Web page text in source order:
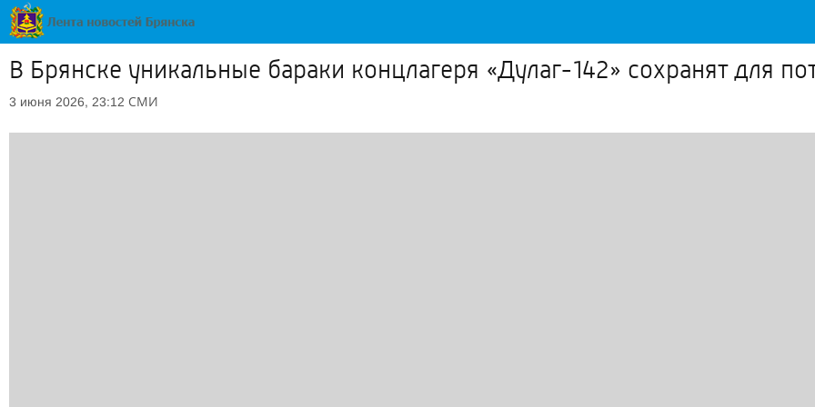
В Брянске уникальные бараки концлагеря «Дулаг-142» сохранят для
3 июня 2026, 23:12 СМИ